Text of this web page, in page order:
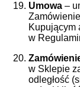
Umowa –
Kupującym
w
w Sklepie
odległość